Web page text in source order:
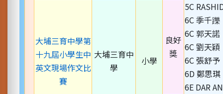
大埔三育中學第
十九屆小學生中
英文現場作文比
賽
大埔三育中
學
小學
良好
獎
5C
6C 季千躒
6C 郭天諾
6C 劉天穎
6C 張舒予
6D 鄭思琪
6E DAR